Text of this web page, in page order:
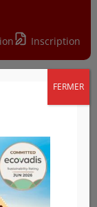
Inscription
a
FERMER